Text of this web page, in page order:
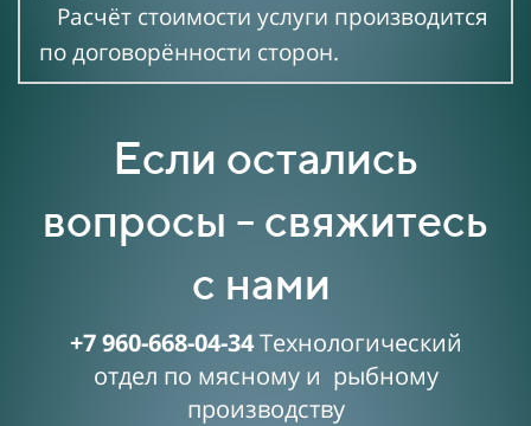
Расчёт стоимости услуги производится
по договорённости сторон.
Если остались
вопросы - свяжитесь
с нами
+7 960-668-04-34Технологический
отдел по мясному и рыбному
производству